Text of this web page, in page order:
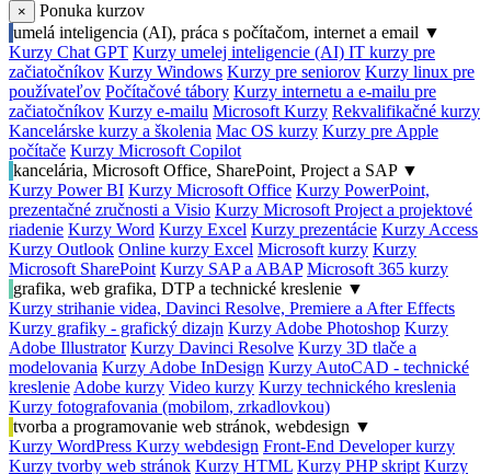
×
Ponuka kurzov
umelá inteligencia (AI), práca s počítačom, internet a email ▼
Kurzy Chat GPT Kurzy umelej inteligencie (AI) IT kurzy pre
začiatočníkov Kurzy Windows Kurzy pre seniorov Kurzy linux pre
používateľov Počítačové tábory Kurzy internetu a e-mailu pre
začiatočníkov Kurzy e-mailu Microsoft Kurzy Rekvalifikačné kurzy
Kancelárske kurzy a školenia Mac OS kurzy Kurzy pre Apple
počítače Kurzy Microsoft Copilot
kancelária, Microsoft Office, SharePoint, Project a SAP ▼
Kurzy Power BI Kurzy Microsoft Office Kurzy PowerPoint,
prezentačné zručnosti a Visio Kurzy Microsoft Project a projektové
riadenie Kurzy Word Kurzy Excel Kurzy prezentácie Kurzy Access
Kurzy Outlook Online kurzy Excel Microsoft kurzy Kurzy
Microsoft SharePoint Kurzy SAP a ABAP Microsoft 365 kurzy
grafika, web grafika, DTP a technické kreslenie ▼
Kurzy strihanie videa, Davinci Resolve, Premiere a After Effects
Kurzy grafiky - grafický dizajn Kurzy Adobe Photoshop Kurzy
Adobe Illustrator Kurzy Davinci Resolve Kurzy 3D tlače a
modelovania Kurzy Adobe InDesign Kurzy AutoCAD - technické
kreslenie Adobe kurzy Video kurzy Kurzy technického kreslenia
Kurzy fotografovania (mobilom, zrkadlovkou)
tvorba a programovanie web stránok, webdesign ▼
Kurzy WordPress Kurzy webdesign Front-End Developer kurzy
Kurzy tvorby web stránok Kurzy HTML Kurzy PHP skript Kurzy